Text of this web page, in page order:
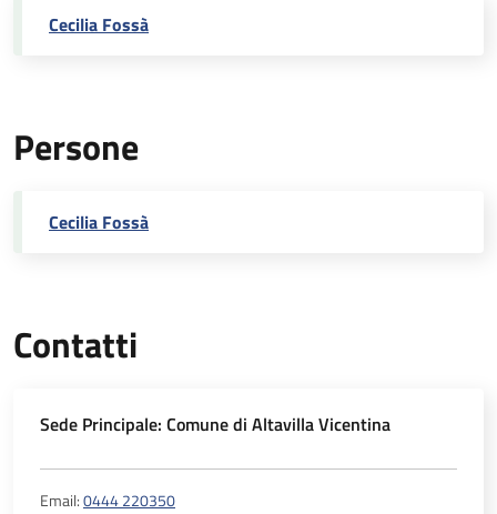
Cecilia Fossà
Persone
Cecilia Fossà
Contatti
Sede Principale: Comune di Altavilla Vicentina
Email:0444 220350